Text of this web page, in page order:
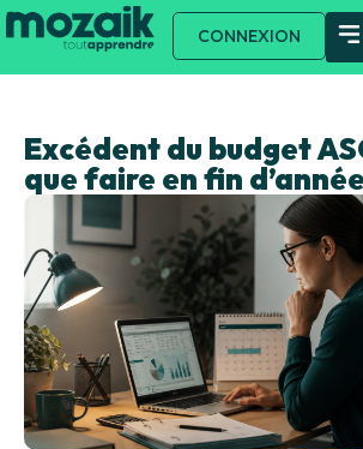
CONNEXION
Excédent du budget
que faire en fin